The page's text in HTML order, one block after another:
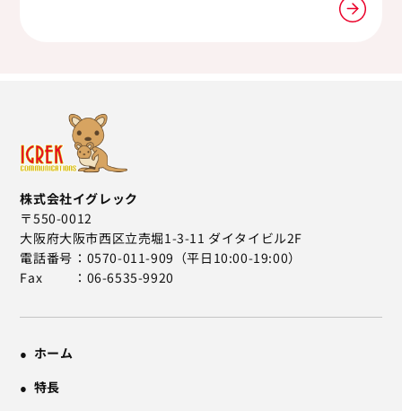
株式会社イグレック
〒550-0012
大阪府大阪市西区立売堀1-3-11 ダイタイビル2F
電話番号
0570-011-909（平日10:00-19:00）
Fax
06-6535-9920
ホーム
特長